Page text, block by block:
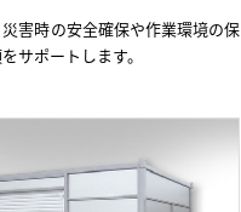
害時の安全確保や作業環境の保
サポートします。